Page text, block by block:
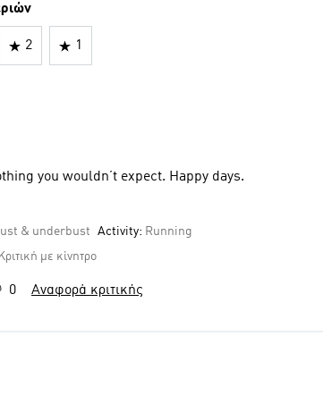
2 1
you wouldn’t expect. Happy days.
& underbust Activity: Running
Κριτική με κίνητρο
0 Αναφορά κριτικής